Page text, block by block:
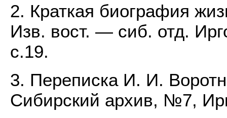
2. Краткая биография
Изв. вост. — сиб. отд.
с.19.
3. Переписка И. И.
Сибирский архив, №7,